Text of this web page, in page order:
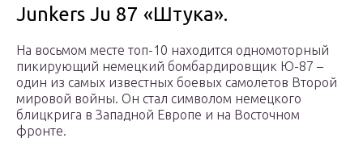
Junkers Ju 87 «Штука».
На восьмом месте топ-10 находится одномоторный
пикирующий немецкий бомбардировщик Ю-87 –
один из самых известных боевых самолетов Второй
мировой войны. Он стал символом немецкого
блицкрига в Западной Европе и на Восточном
фронте.